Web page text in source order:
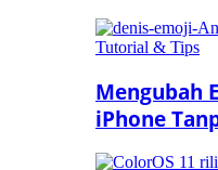
Tutorial & Tips
Mengubah
iPhone